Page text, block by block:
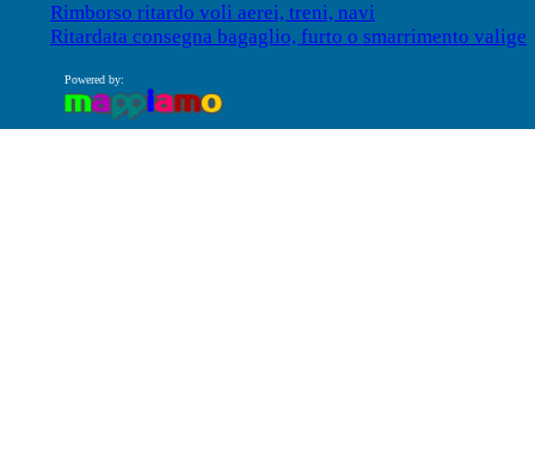
Rimborso ritardo voli aerei, treni, navi
Ritardata consegna bagaglio, furto o smarrimento valige
Powered by: